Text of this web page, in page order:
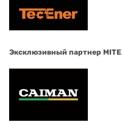
Эксклюзивный партнер